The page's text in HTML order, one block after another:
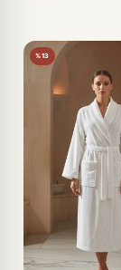
%13